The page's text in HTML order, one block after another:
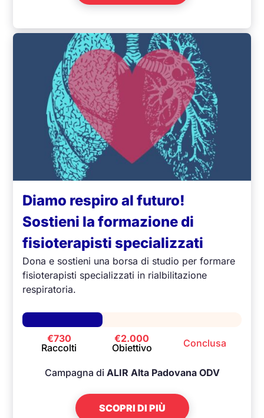
Diamo respiro al futuro!
Sostieni la formazione di
fisioterapisti specializzati
Dona e sostieni una borsa di studio per formare
fisioterapisti specializzati in rialbilitazione
respiratoria.
€730
Raccolti
€2.000
Obiettivo
Conclusa
Campagna di ALIR Alta Padovana ODV
SCOPRI DI PIÙ